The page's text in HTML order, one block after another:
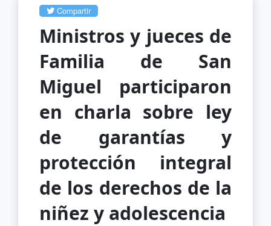
Compartir
Ministros y jueces de
Familia de San
Miguel participaron
en charla sobre ley
de garantías y
protección integral
de los derechos de la
niñez y adolescencia